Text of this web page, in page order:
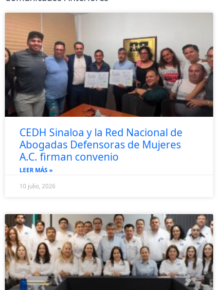
CEDH Sinaloa y la Red Nacional de
Abogadas Defensoras de Mujeres
A.C. firman convenio
LEER MÁS »
10 julio, 2026